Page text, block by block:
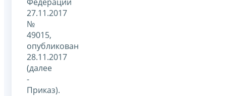
27.11.2017
№
49015,
опубликован
28.11.2017
(далее
-
Приказ).